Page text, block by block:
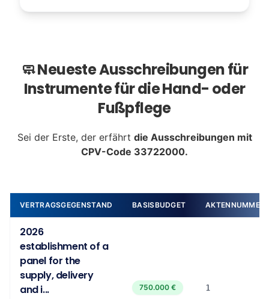
🧼 Neueste Ausschreibungen für
Instrumente für die Hand- oder
Fußpflege
Sei der Erste, der erfährt die Ausschreibungen mit
CPV-Code 33722000.
VERTRAGSGEGENSTAND BASISBUDGET AKTENNUMMER
2026
establishment of a
panel for the
supply, delivery
and i...
750.000 € 1